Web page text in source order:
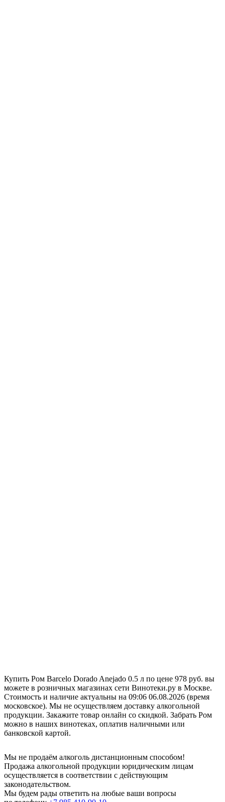
Купить Ром Barcelo Dorado Anejado 0.5 л по цене 978 руб. вы
можете в розничных магазинах сети Винотеки.ру в Москве.
Стоимость и наличие актуальны на 09:06 06.08.2026 (время
московское). Мы не осуществляем доставку алкогольной
продукции. Закажите товар онлайн со скидкой. Забрать Ром
можно в наших винотеках, оплатив наличными или
банковской картой.
Мы не продаём алкоголь дистанционным способом!
Продажа алкогольной продукции юридическим лицам
осуществляется в соответствии с действующим
законодательством.
Мы будем рады ответить на любые ваши вопросы